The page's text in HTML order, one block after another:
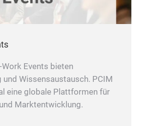
Events bieten
und Wissensaustausch. PCIM
eine globale Plattformen für
Marktentwicklung.